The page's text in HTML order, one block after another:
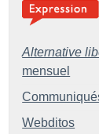
Alternative
mensuel
Webditos